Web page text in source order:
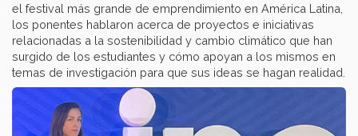
el festival más grande de emprendimiento en América Latina,
los ponentes hablaron acerca de proyectos e iniciativas
relacionadas a la sostenibilidad y cambio climático que han
surgido de los estudiantes y cómo apoyan a los mismos en
temas de investigación para que sus ideas se hagan realidad.